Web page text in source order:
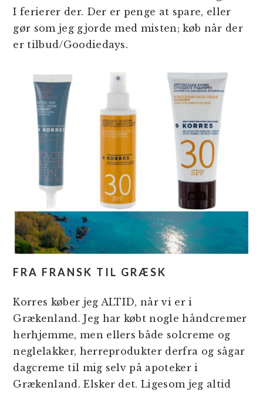
I ferierer der. Der er penge at spare, eller
gør som jeg gjorde med misten; køb når der
er tilbud/Goodiedays.
FRA FRANSK TIL GRÆSK
Korres køber jeg ALTID, når vi er i
Grækenland. Jeg har købt nogle håndcremer
herhjemme, men ellers både solcreme og
neglelakker, herreprodukter derfra og sågar
dagcreme til mig selv på apoteker i
Grækenland. Elsker det. Ligesom jeg altid